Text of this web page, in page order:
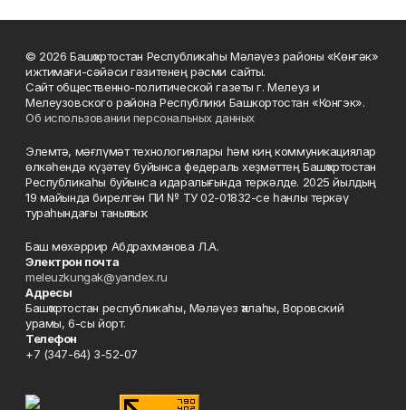
© 2026 Башҡортостан Республикаһы Мәләүез районы «Көнгәк»
ижтимағи-сәйәси гәзитенең рәсми сайты.
Сайт общественно-политической газеты г. Мелеуз и
Мелеузовского района Республики Башкортостан «Конгэк».
Об использовании персональных данных
Элемтә, мәғлүмәт технологиялары һәм киң коммуникациялар
өлкәһендә күҙәтеү буйынса федераль хеҙмәттең Башҡортостан
Республикаһы буйынса идаралығында теркәлде. 2025 йылдың
19 майында бирелгән ПИ № ТУ 02-01832-се һанлы теркәү
тураһындағы таныҡлыҡ.
Баш мөхәррир Абдрахманова Л.А.
Электрон почта
meleuzkungak@yandex.ru
Адресы
Башҡортостан республикаһы, Мәләүез ҡалаһы, Воровский
урамы, 6-сы йорт.
Телефон
+7 (347-64) 3-52-07